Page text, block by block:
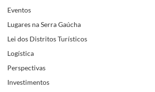
Eventos
Lugares na Serra Gaúcha
Lei dos Distritos Turísticos
Logística
Perspectivas
Investimentos